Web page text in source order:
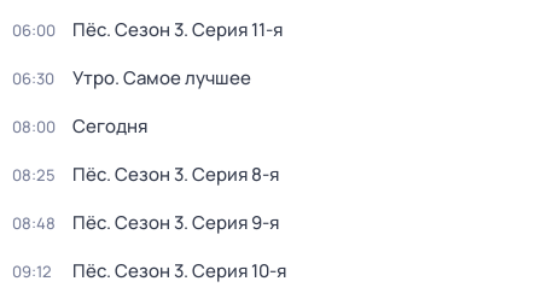
06:00 Пёс. Сезон 3. Серия 11-я
06:30 Утро. Самое лучшее
08:00 Сегодня
08:25 Пёс. Сезон 3. Серия 8-я
08:48 Пёс. Сезон 3. Серия 9-я
09:12 Пёс. Сезон 3. Серия 10-я